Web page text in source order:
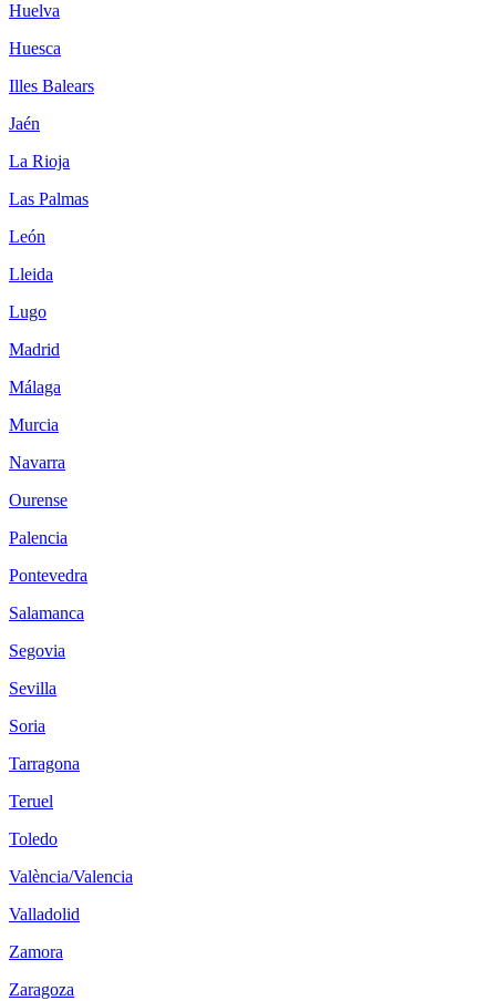
Huelva
Huesca
Illes Balears
Jaén
La Rioja
Las Palmas
León
Lleida
Lugo
Madrid
Málaga
Murcia
Navarra
Ourense
Palencia
Pontevedra
Salamanca
Segovia
Sevilla
Soria
Tarragona
Teruel
Toledo
València/Valencia
Valladolid
Zamora
Zaragoza